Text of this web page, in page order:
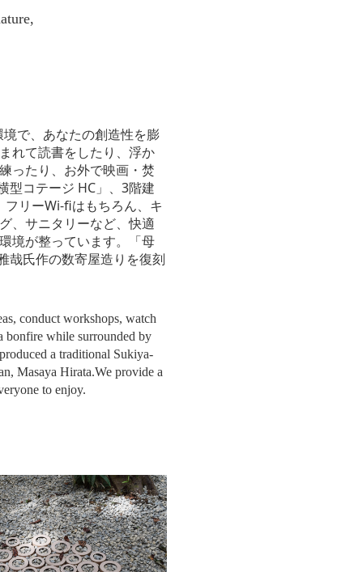
で、あなたの創造性を膨
れて読書をしたり、浮か
ったり、お外で映画・焚
型コテージ HC」、3階建
フリーWi-fiはもちろん、キ
、サニタリーなど、快適
境が整っています。「母
哉氏作の数寄屋造りを復刻
conduct workshops, watch
bonfire while surrounded by
a traditional Sukiya-
Masaya Hirata.We provide a
to enjoy.